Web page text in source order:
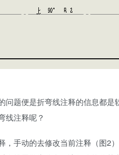
问题便是折弯线注释的信息都
线注释呢？
手动的去修改当前注释（图2